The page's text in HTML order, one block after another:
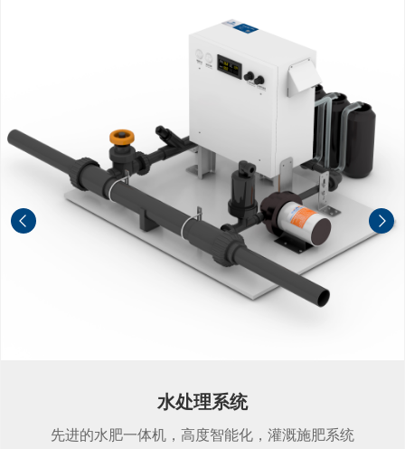
水处理系统
先进的水肥一体机，高度智能化，灌溉施肥系统